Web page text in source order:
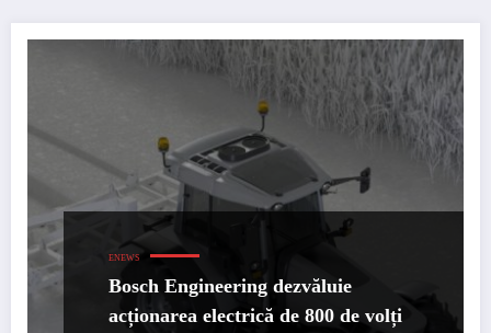
ENEWS
Bosch Engineering dezvăluie
acționarea electrică de 800 de volți